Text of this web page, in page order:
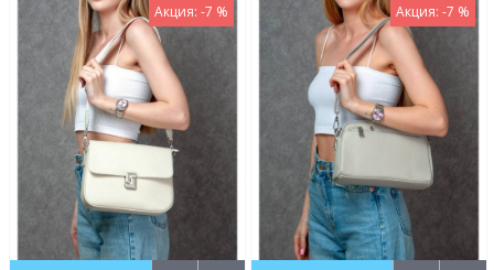
Акция: -7 % Акция: -7 %